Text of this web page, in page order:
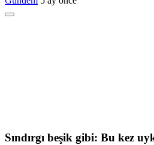
Sındırgı beşik gibi: Bu kez